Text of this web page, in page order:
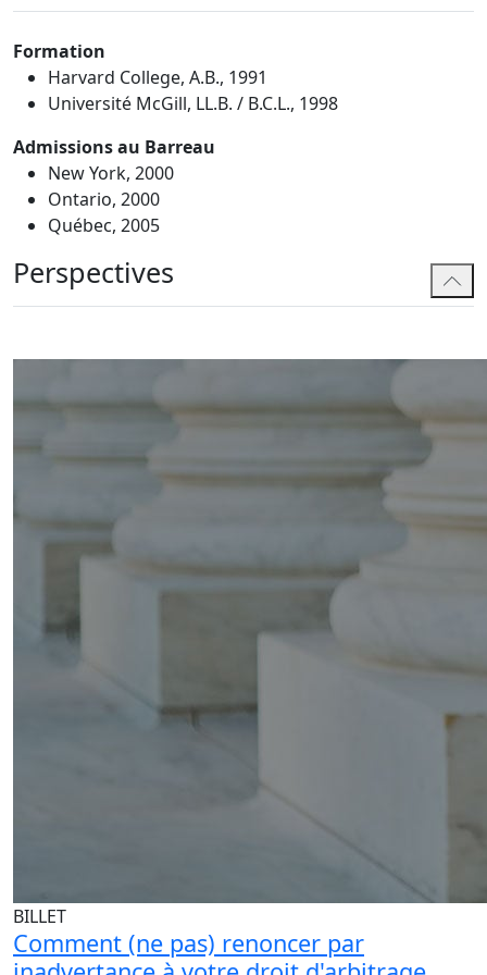
Formation
Harvard College, A.B., 1991
Université McGill, LL.B. / B.C.L., 1998
Admissions au Barreau
New York, 2000
Ontario, 2000
Québec, 2005
Perspectives
BILLET
Comment (ne pas) renoncer par